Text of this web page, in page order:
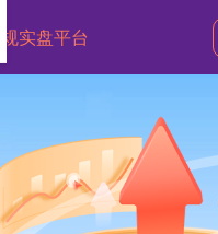
实盘平台